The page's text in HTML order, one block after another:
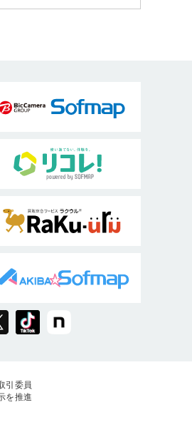
引委員
を推進